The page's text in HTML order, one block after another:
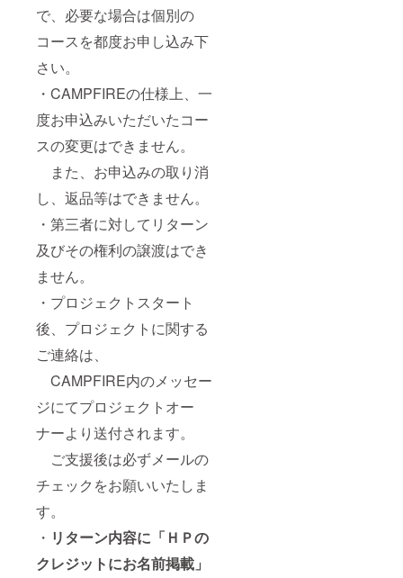
で、必要な場合は個別の
コースを都度お申し込み下
さい。
・CAMPFIREの仕様上、一
度お申込みいただいたコー
スの変更はできません。
また、お申込みの取り消
し、返品等はできません。
・第三者に対してリターン
及びその権利の譲渡はでき
ません。
・プロジェクトスタート
後、プロジェクトに関する
ご連絡は、
CAMPFIRE内のメッセー
ジにてプロジェクトオー
ナーより送付されます。
ご支援後は必ずメールの
チェックをお願いいたしま
す。
・ リターン内容に「ＨＰの
クレジットにお名前掲載」